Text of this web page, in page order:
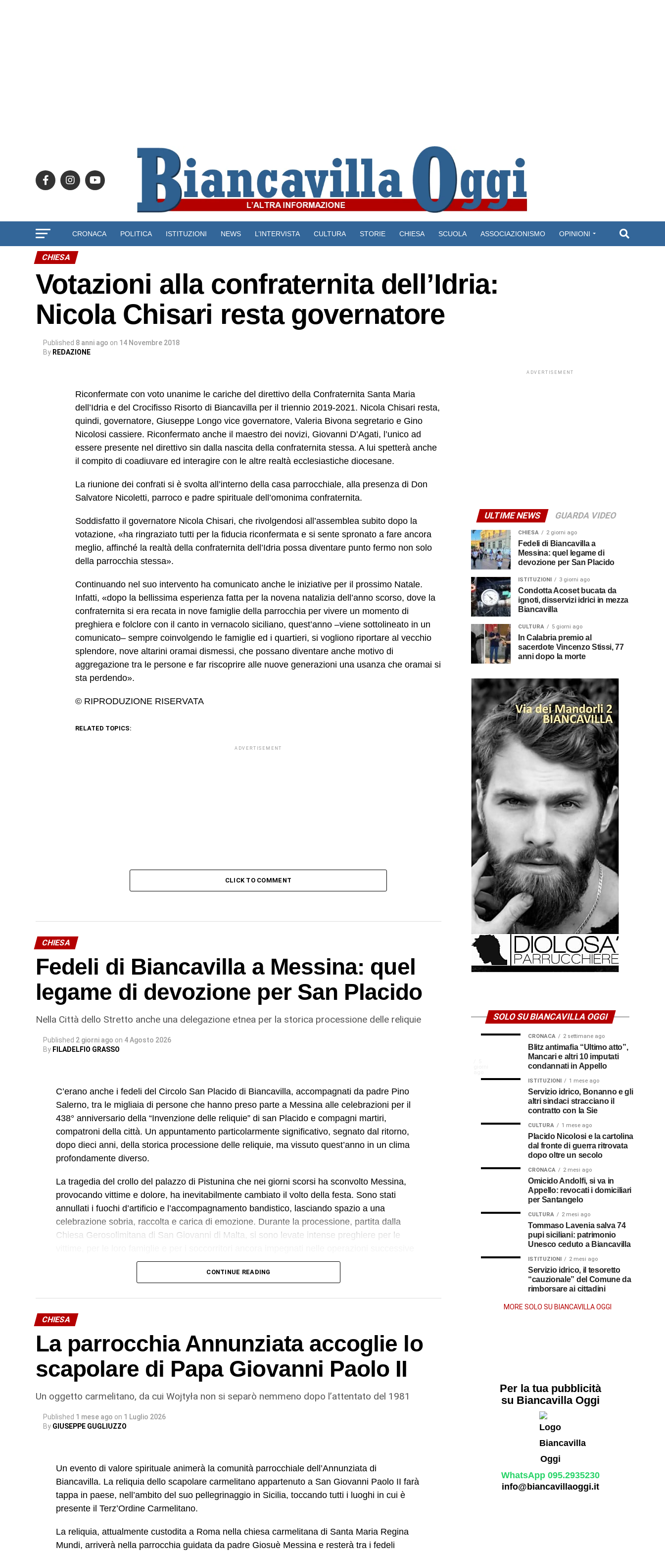
CRONACA POLITICA ISTITUZIONI NEWS L’INTERVISTA CULTURA STORIE CHIESA SCUOLA ASSOCIAZIONISMO OPINIONI
CHIESA
Votazioni alla confraternita dell’Idria:
Nicola Chisari resta governatore
Published 8 anni ago on 14 Novembre 2018
By REDAZIONE
Riconfermate con voto unanime le cariche del direttivo della Confraternita Santa Maria
dell’Idria e del Crocifisso Risorto di Biancavilla per il triennio 2019-2021. Nicola Chisari resta,
quindi, governatore, Giuseppe Longo vice governatore, Valeria Bivona segretario e Gino
Nicolosi cassiere. Riconfermato anche il maestro dei novizi, Giovanni D’Agati, l’unico ad
essere presente nel direttivo sin dalla nascita della confraternita stessa. A lui spetterà anche
il compito di coadiuvare ed interagire con le altre realtà ecclesiastiche diocesane.
La riunione dei confrati si è svolta all’interno della casa parrocchiale, alla presenza di Don
Salvatore Nicoletti, parroco e padre spirituale dell’omonima confraternita.
Soddisfatto il governatore Nicola Chisari, che rivolgendosi all’assemblea subito dopo la
votazione, «ha ringraziato tutti per la fiducia riconfermata e si sente spronato a fare ancora
meglio, affinché la realtà della confraternita dell’Idria possa diventare punto fermo non solo
della parrocchia stessa».
Continuando nel suo intervento ha comunicato anche le iniziative per il prossimo Natale.
Infatti, «dopo la bellissima esperienza fatta per la novena natalizia dell’anno scorso, dove la
confraternita si era recata in nove famiglie della parrocchia per vivere un momento di
preghiera e folclore con il canto in vernacolo siciliano, quest’anno –viene sottolineato in un
comunicato– sempre coinvolgendo le famiglie ed i quartieri, si vogliono riportare al vecchio
splendore, nove altarini oramai dismessi, che possano diventare anche motivo di
aggregazione tra le persone e far riscoprire alle nuove generazioni una usanza che oramai si
sta perdendo».
© RIPRODUZIONE RISERVATA
RELATED TOPICS:
ADVERTISEMENT
CLICK TO COMMENT
CHIESA
Fedeli di Biancavilla a Messina: quel
legame di devozione per San Placido
Nella Città dello Stretto anche una delegazione etnea per la storica processione delle reliquie
Published 2 giorni ago on 4 Agosto 2026
By FILADELFIO GRASSO
C’erano anche i fedeli del Circolo San Placido di Biancavilla, accompagnati da padre Pino
Salerno, tra le migliaia di persone che hanno preso parte a Messina alle celebrazioni per il
438° anniversario della “Invenzione delle reliquie” di san Placido e compagni martiri,
compatroni della città. Un appuntamento particolarmente significativo, segnato dal ritorno,
dopo dieci anni, della storica processione delle reliquie, ma vissuto quest’anno in un clima
profondamente diverso.
La tragedia del crollo del palazzo di Pistunina che nei giorni scorsi ha sconvolto Messina,
provocando vittime e dolore, ha inevitabilmente cambiato il volto della festa. Sono stati
annullati i fuochi d’artificio e l’accompagnamento bandistico, lasciando spazio a una
celebrazione sobria, raccolta e carica di emozione. Durante la processione, partita dalla
Chiesa Gerosolimitana di San Giovanni di Malta, si sono levate intense preghiere per le
Il corteo ha quindi raggiunto la Basilica Cattedrale, dove mons. Santo Rocco Gangemi,
nunzio apostolico in Serbia, ha presieduto la solenne celebrazione eucaristica alla presenza
dei fedeli, delle delegazioni, dei circoli e delle confraternite provenienti da diverse realtà della
Sicilia. Tra queste, anche quella di Biancavilla, la cui presenza non rappresenta soltanto un
gesto di devozione, ma rinnova un legame antico che affonda le proprie radici nella storia e
nella tradizione popolare.
San Placido tra devozione e leggenda
Secondo una leggenda tramandata nei secoli, infatti, il carro che trasportava le reliquie di
san Placido non avrebbe mai dovuto fermarsi a Biancavilla. La sua destinazione era Adrano.
Dopo avere lasciato l’abbazia di Santa Maria di Licodia, il viaggio sembrava destinato a
Gli uomini tentarono invano di farlo ripartire. Per alcuni fu soltanto un episodio curioso. Per i
biancavillesi, invece, quel fatto rappresentò un segno della volontà del santo. Da allora quel
luogo venne chiamato “a Pidata di san Prazzitu”, dando origine a un legame che ancora oggi
La leggenda, raccolta anche dall’antropologo Giuseppe Pitrè, sopravvive nella memoria
CONTINUE READING
CHIESA
La parrocchia Annunziata accoglie lo
scapolare di Papa Giovanni Paolo II
Un oggetto carmelitano, da cui Wojtyła non si separò nemmeno dopo l’attentato del 1981
Published 1 mese ago on 1 Luglio 2026
By GIUSEPPE GUGLIUZZO
Un evento di valore spirituale animerà la comunità parrocchiale dell’Annunziata di
Biancavilla. La reliquia dello scapolare carmelitano appartenuto a San Giovanni Paolo II farà
tappa in paese, nell’ambito del suo pellegrinaggio in Sicilia, toccando tutti i luoghi in cui è
presente il Terz’Ordine Carmelitano.
La reliquia, attualmente custodita a Roma nella chiesa carmelitana di Santa Maria Regina
Mundi, arriverà nella parrocchia guidata da padre Giosuè Messina e resterà tra i fedeli
ADVERTISEMENT
ULTIME NEWS GUARDA VIDEO
CHIESA 2 giorni ago
Fedeli di Biancavilla a
Messina: quel legame di
devozione per San Placido
ISTITUZIONI 3 giorni ago
Condotta Acoset bucata da
ignoti, disservizi idrici in mezza
Biancavilla
CULTURA 5 giorni ago
In Calabria premio al
sacerdote Vincenzo Stissi, 77
anni dopo la morte
SOLO SU BIANCAVILLA OGGI
Calabria
premio
al
sacerdote
Vincenzo
77
dopo
morte
per
della
CRONACA 2 settimane ago
Blitz antimafia “Ultimo atto”,
Mancari e altri 10 imputati
condannati in Appello
ISTITUZIONI 1 mese ago
Servizio idrico, Bonanno e gli
altri sindaci stracciano il
contratto con la Sie
CULTURA 1 mese ago
Placido Nicolosi e la cartolina
dal fronte di guerra ritrovata
dopo oltre un secolo
CRONACA 2 mesi ago
Omicido Andolfi, si va in
Appello: revocati i domiciliari
per Santangelo
CULTURA 2 mesi ago
Tommaso Lavenia salva 74
pupi siciliani: patrimonio
Unesco ceduto a Biancavilla
ISTITUZIONI 2 mesi ago
Servizio idrico, il tesoretto
“cauzionale” del Comune da
rimborsare ai cittadini
MORE SOLO SU BIANCAVILLA OGGI
Per la tua pubblicità
su Biancavilla Oggi
WhatsApp 095.2935230
info@biancavillaoggi.it